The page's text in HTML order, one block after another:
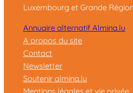
Luxembourg et Grande
Annuaire alternatif Almina.lu
A propos du site
Contact
Newsletter
Soutenir almina.lu